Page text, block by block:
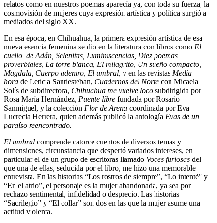
relatos como en nuestros poemas aparecía ya, con toda su fuerza, la
cosmovisión de mujeres cuya expresión artística y política surgió a
mediados del siglo XX.
En esa época, en Chihuahua, la primera expresión artística de esa
nueva esencia femenina se dio en la literatura con libros como El
cuello de Adán, Selenitas, Luminiscencias, Diez poemas
proverbiales, La torre blanca, El milagrito, Un sueño compacto,
Magdala, Cuerpo adentro, El umbral, y en las revistas Media
hora de Leticia Santiesteban, Cuadernos del Norte con Micaela
Solís de subdirectora, Chihuahua me vuelve loco subdirigida por
Rosa María Hernández, Puente libre fundada por Rosario
Sanmiguel, y la colección Flor de Arena coordinada por Eva
Lucrecia Herrera, quien además publicó la antología Evas de un
paraíso reencontrado.
El umbral comprende catorce cuentos de diversos temas y
dimensiones, circunstancia que despertó variados intereses, en
particular el de un grupo de escritoras llamado Voces furiosas del
que una de ellas, seducida por el libro, me hizo una memorable
entrevista. En las historias “Los rostros de siempre”, “Lo intenté” y
“En el atrio”, el personaje es la mujer abandonada, ya sea por
rechazo sentimental, infidelidad o desprecio. Las historias
“Sacrilegio” y “El collar” son dos en las que la mujer asume una
actitud violenta.